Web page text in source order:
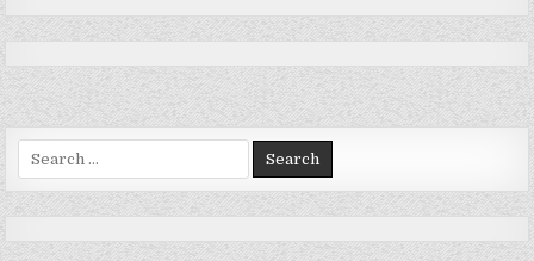
Search
for: